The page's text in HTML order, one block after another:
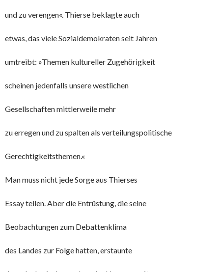
und zu verengen«. Thierse beklagte auch
etwas, das viele Sozialdemokraten seit Jahren
umtreibt: »Themen kultureller Zugehörigkeit
scheinen jedenfalls unsere westlichen
Gesellschaften mittlerweile mehr
zu erregen und zu spalten als verteilungspolitische
Gerechtigkeitsthemen.«
Man muss nicht jede Sorge aus Thierses
Essay teilen. Aber die Entrüstung, die seine
Beobachtungen zum Debattenklima
des Landes zur Folge hatten, erstaunte